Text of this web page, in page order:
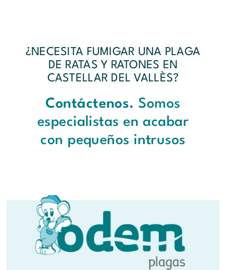
¿NECESITA FUMIGAR UNA PLAGA
DE RATAS Y RATONES EN
CASTELLAR DEL VALLÈS?
Contáctenos. Somos
especialistas en acabar
con pequeños intrusos